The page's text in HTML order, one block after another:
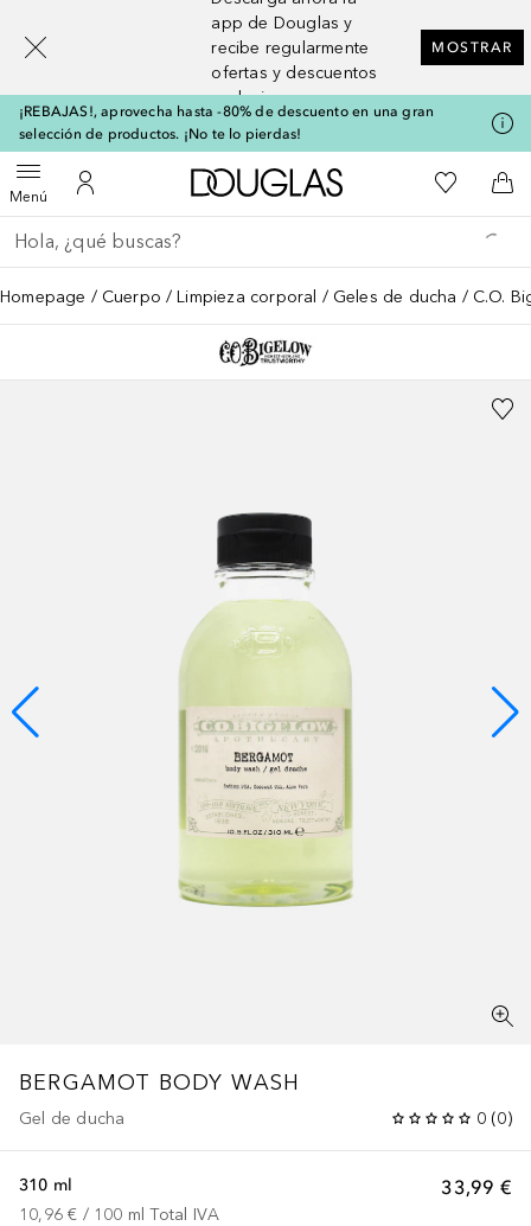
app de Douglas y
recibe regularmente
ofertas y descuentos
exclusivos
MOSTRAR
¡REBAJAS!, aprovecha hasta -80% de descuento en una gran
selección de productos. ¡No te lo pierdas!
MenúAbrir menúMi cuenta
A Douglas HomeMi lista de
A
Regresar
Ejecutar búsqueda
Homepage Cuerpo Limpieza corporal Geles de ducha C.O.
BERGAMOT BODY WASH
Gel de ducha 0 (0)
33,99 €
310 ml
10,96 € / 100 ml Total IVA
[navigation.slideout.screenreader]